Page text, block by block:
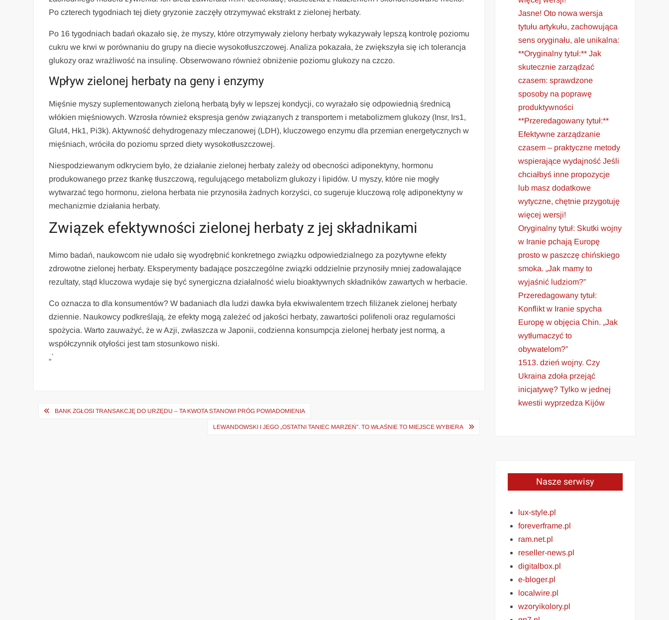
Po czterech tygodniach tej diety gryzonie zaczęły otrzymywać ekstrakt z zielonej herbaty.
Po 16 tygodniach badań okazało się, że myszy, które otrzymywały zielony herbaty wykazywały lepszą kontrolę poziomu
cukru we krwi w porównaniu do grupy na diecie wysokotłuszczowej. Analiza pokazała, że zwiększyła się ich tolerancja
glukozy oraz wrażliwość na insulinę. Obserwowano również obniżenie poziomu glukozy na czczo.
Wpływ zielonej herbaty na geny i enzymy
Mięśnie myszy suplementowanych zieloną herbatą były w lepszej kondycji, co wyrażało się odpowiednią średnicą
włókien mięśniowych. Wzrosła również ekspresja genów związanych z transportem i metabolizmem glukozy (Insr, Irs1,
Glut4, Hk1, Pi3k). Aktywność dehydrogenazy mleczanowej (LDH), kluczowego enzymu dla przemian energetycznych w
mięśniach, wróciła do poziomu sprzed diety wysokotłuszczowej.
Niespodziewanym odkryciem było, że działanie zielonej herbaty zależy od obecności adiponektyny, hormonu
produkowanego przez tkankę tłuszczową, regulującego metabolizm glukozy i lipidów. U myszy, które nie mogły
wytwarzać tego hormonu, zielona herbata nie przynosiła żadnych korzyści, co sugeruje kluczową rolę adiponektyny w
mechanizmie działania herbaty.
Związek efektywności zielonej herbaty z jej składnikami
Mimo badań, naukowcom nie udało się wyodrębnić konkretnego związku odpowiedzialnego za pozytywne efekty
zdrowotne zielonej herbaty. Eksperymenty badające poszczególne związki oddzielnie przynosiły mniej zadowalające
rezultaty, stąd kluczowa wydaje się być synergiczna działalność wielu bioaktywnych składników zawartych w herbacie.
Co oznacza to dla konsumentów? W badaniach dla ludzi dawka była ekwiwalentem trzech filiżanek zielonej herbaty
dziennie. Naukowcy podkreślają, że efekty mogą zależeć od jakości herbaty, zawartości polifenoli oraz regularności
spożycia. Warto zauważyć, że w Azji, zwłaszcza w Japonii, codzienna konsumpcja zielonej herbaty jest normą, a
współczynnik otyłości jest tam stosunkowo niski.
„`
Nawigacja
BANK ZGŁOSI TRANSAKCJĘ DO URZĘDU – TA KWOTA STANOWI PRÓG POWIADOMIENIA
LEWANDOWSKI I JEGO „OSTATNI TANIEC MARZEŃ”. TO WŁAŚNIE TO MIEJSCE WYBIERA
Jasne! Oto nowa wersja
tytułu artykułu, zachowująca
sens oryginału, ale unikalna:
**Oryginalny tytuł:** Jak
skutecznie zarządzać
czasem: sprawdzone
sposoby na poprawę
produktywności
**Przeredagowany tytuł:**
Efektywne zarządzanie
czasem – praktyczne metody
wspierające wydajność Jeśli
chciałbyś inne propozycje
lub masz dodatkowe
wytyczne, chętnie przygotuję
więcej wersji!
Oryginalny tytuł: Skutki wojny
w Iranie pchają Europę
prosto w paszczę chińskiego
smoka. „Jak mamy to
wyjaśnić ludziom?”
Przeredagowany tytuł:
Konflikt w Iranie spycha
Europę w objęcia Chin. „Jak
wytłumaczyć to
obywatelom?”
1513. dzień wojny. Czy
Ukraina zdoła przejąć
inicjatywę? Tylko w jednej
kwestii wyprzedza Kijów
Nasze serwisy
lux-style.pl
foreverframe.pl
ram.net.pl
reseller-news.pl
digitalbox.pl
e-bloger.pl
localwire.pl
wzoryikolory.pl